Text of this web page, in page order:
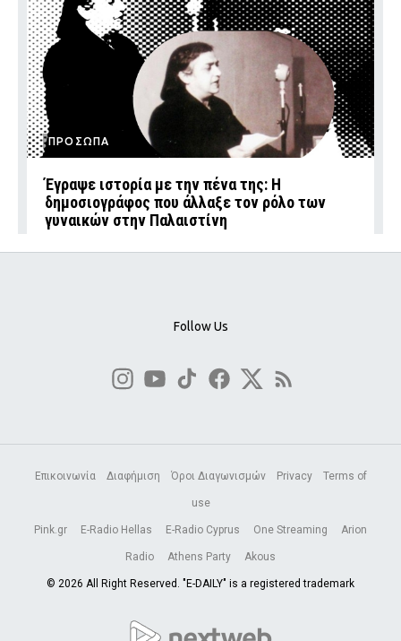
ΠΡΟΣΩΠΑ
Έγραψε ιστορία με την πένα της: Η
δημοσιογράφος που άλλαξε τον ρόλο των
γυναικών στην Παλαιστίνη
Follow Us
Επικοινωνία Διαφήμιση Όροι Διαγωνισμών Privacy Terms of
use
Pink.gr E-Radio Hellas E-Radio Cyprus One Streaming Arion
Radio Athens Party Akous
© 2026 All Right Reserved. "E-DAILY" is a registered trademark